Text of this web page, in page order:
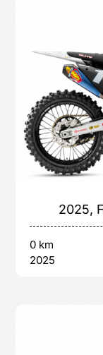
2025,
0 km
2025